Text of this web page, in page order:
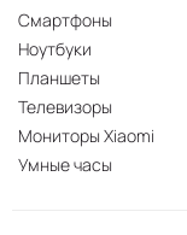
Смартфоны
Ноутбуки
Планшеты
Телевизоры
Мониторы Xiaomi
Умные часы